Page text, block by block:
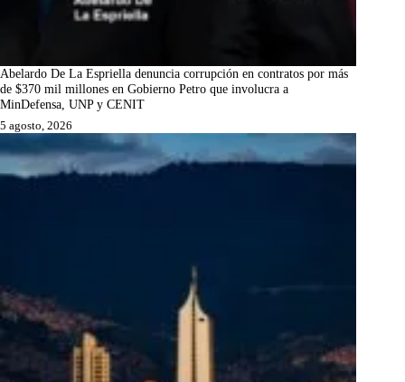
Abelardo De La Espriella denuncia corrupción en contratos por más
de $370 mil millones en Gobierno Petro que involucra a
MinDefensa, UNP y CENIT
5 agosto, 2026